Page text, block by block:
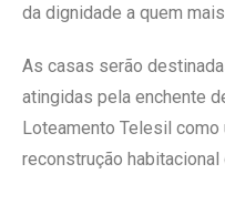
da dignidade a quem
As casas serão
atingidas pela enchente
Loteamento Telesil
reconstrução habitacional